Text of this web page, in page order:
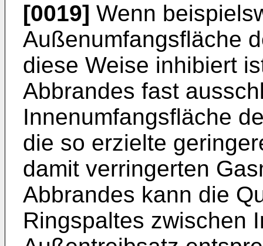
[0019] Wenn
Außenumfangsfläche
diese Weise inhibiert
Abbrandes fast
Innenumfangsfläche
die so erzielte
damit verringerten
Abbrandes kann die
Ringspaltes zwischen